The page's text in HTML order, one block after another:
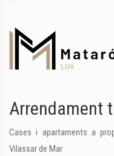
Arrendament
Cases i apartaments a
Vilassar de Mar